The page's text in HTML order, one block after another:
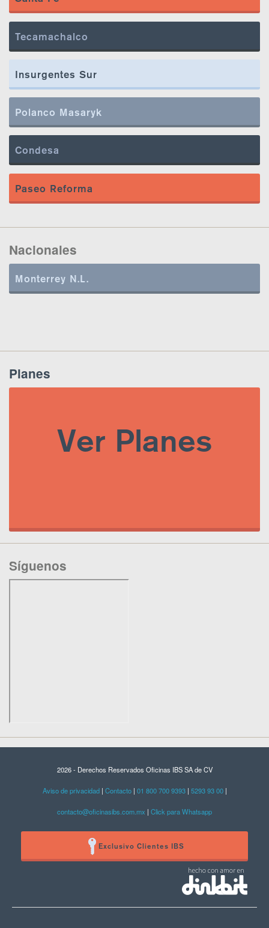
Tecamachalco
Insurgentes Sur
Polanco Masaryk
Condesa
Paseo Reforma
Nacionales
Monterrey N.L.
Planes
Ver Planes
Síguenos
2026 - Derechos Reservados Oficinas IBS SA de CV
Aviso de privacidad| Contacto| 01 800 700 9393 | 5293 93 00|
contacto@oficinasibs.com.mx | Click para Whatsapp
Exclusivo Clientes IBS